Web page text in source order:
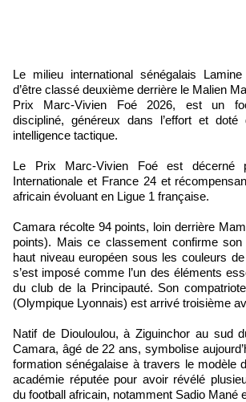
Le milieu international sénégalais Lamine Camara qui vient
d’être classé deuxième derrière le Malien
Prix Marc-Vivien Foé 2026, est un
discipliné, généreux dans l’effort et doté
intelligence tactique.
Le Prix Marc-Vivien Foé est décerné
Internationale et France 24 et
africain évoluant en Ligue 1 française.
Camara récolte 94 points, loin derrière
points). Mais ce classement confirme
haut niveau européen sous les couleurs
s’est imposé comme l’un des éléments
du club de la Principauté. Son
(Olympique Lyonnais) est arrivé troisième
Natif de Diouloulou, à Ziguinchor au sud
Camara, âgé de 22 ans, symbolise
formation sénégalaise à travers le modèle
académie réputée pour avoir révélé
du football africain, notamment Sadio Mané